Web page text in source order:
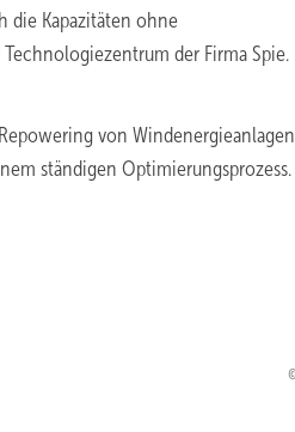
die Kapazitäten ohne
der Firma Spie.
von Windenergieanlagen
ständigen Optimierungsprozess.